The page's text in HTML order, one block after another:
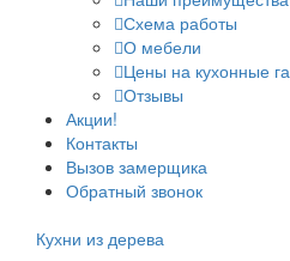
Схема работы
О мебели
Цены на кухонные
Отзывы
Акции!
Контакты
Вызов замерщика
Обратный звонок
Кухни из дерева